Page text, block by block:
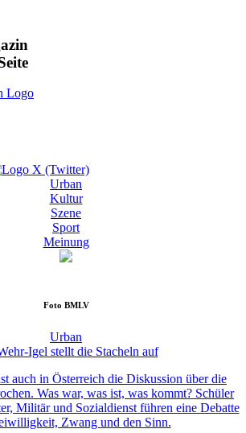
Urban
Kultur
Szene
Sport
Meinung
Foto BMLV
Urban
Igel stellt die Stacheln auf
auch in Österreich die Diskussion über die
Was war, was ist, was kommt? Schüler
Militär und Sozialdienst führen eine Debatte
Zwang und den Sinn.